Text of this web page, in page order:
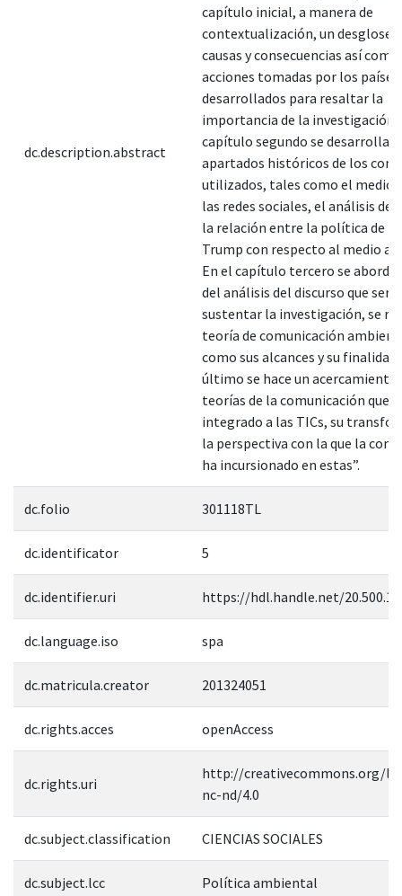
dc.description.abstract
capítulo inicial, a manera de
contextualización, un desglose
causas y consecuencias así
acciones tomadas por los
desarrollados para resaltar la
importancia de la investigación.
capítulo segundo se desarrollan
apartados históricos de los
utilizados, tales como el medio
las redes sociales, el análisis del
la relación entre la política de
Trump con respecto al medio
En el capítulo tercero se
del análisis del discurso que
sustentar la investigación, se
teoría de comunicación
como sus alcances y su
último se hace un acercamiento
teorías de la comunicación que
integrado a las TICs, su
la perspectiva con la que la
ha incursionado en estas”.
dc.folio 301118TL
dc.identificator 5
dc.identifier.uri https://hdl.handle.net/
dc.language.iso spa
dc.matricula.creator 201324051
dc.rights.acces openAccess
dc.rights.uri
http://creativecommons.org/
nc-nd/4.0
dc.subject.classification CIENCIAS SOCIALES
dc.subject.lcc Política ambiental